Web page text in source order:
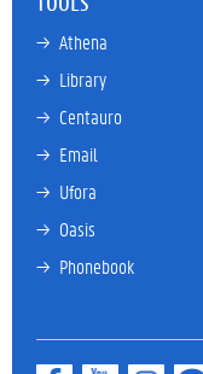
→ Athena
→ Library
→ Centauro
→ Email
→ Ufora
→ Oasis
→ Phonebook